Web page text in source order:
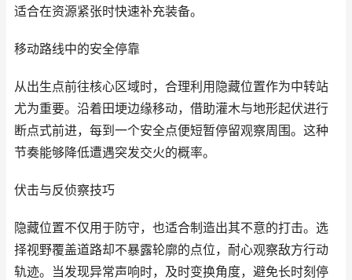
适合在资源紧张时快速补充装备。
移动路线中的安全停靠
从出生点前往核心区域时，合理利用隐藏位置作为中转站
尤为重要。沿着田埂边缘移动，借助灌木与地形起伏进行
断点式前进，每到一个安全点便短暂停留观察周围。这种
节奏能够降低遭遇突发交火的概率。
伏击与反侦察技巧
隐藏位置不仅用于防守，也适合制造出其不意的打击。选
择视野覆盖道路却不暴露轮廓的点位，耐心观察敌方行动
轨迹。当发现异常声响时，及时变换角度，避免长时刻停